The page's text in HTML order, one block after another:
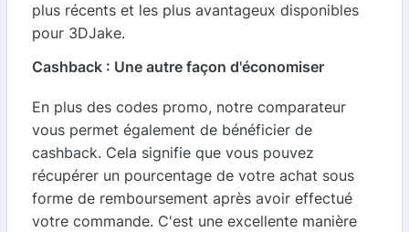
plus récents et les plus avantageux disponibles
pour 3DJake.
Cashback : Une autre façon d'économiser
En plus des codes promo, notre comparateur
vous permet également de bénéficier de
cashback. Cela signifie que vous pouvez
récupérer un pourcentage de votre achat sous
forme de remboursement après avoir effectué
votre commande. C'est une excellente manière